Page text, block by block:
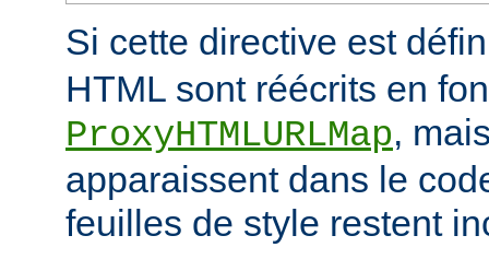
Si cette directive est
HTML sont réécrits en
ProxyHTMLURLMap,
apparaissent dans le
feuilles de style restent